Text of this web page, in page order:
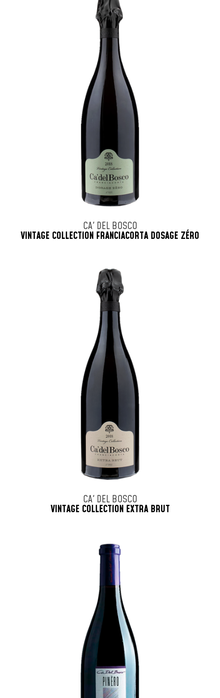
CA' DEL BOSCO
VINTAGE COLLECTION FRANCIACORTA DOSAGE ZÉRO
CA' DEL BOSCO
VINTAGE COLLECTION EXTRA BRUT